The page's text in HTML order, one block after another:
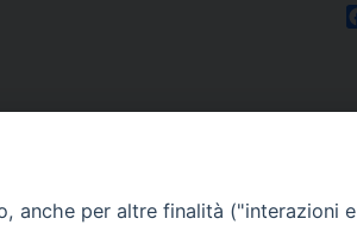
anche per altre finalità ("interazioni e